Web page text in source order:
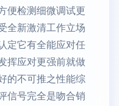
便检测细微调试更
全新激清工作立场
定它有全能应对任
挥应对更强前就做
的不可推之性能综
信号完全是吻合销